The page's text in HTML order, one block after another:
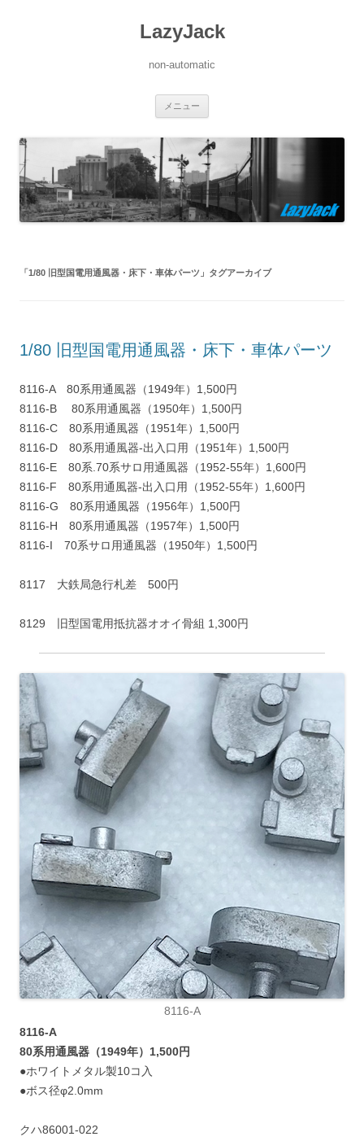
LazyJack
non-automatic
メニュー
ツ
へ
ス
キ
ッ
プ
「 1/80 旧型国電用通風器・床下・車体パーツ 」タグアーカイブ
1/80 旧型国電用通風器・床下・車体パーツ
8116-A 80系用通風器（1949年）1,500円
8116-B 80系用通風器（1950年）1,500円
8116-C 80系用通風器（1951年）1,500円
8116-D 80系用通風器-出入口用（1951年）1,500円
8116-E 80系.70系サロ用通風器（1952-55年）1,600円
8116-F 80系用通風器-出入口用（1952-55年）1,600円
8116-G 80系用通風器（1956年）1,500円
8116-H 80系用通風器（1957年）1,500円
8116-I 70系サロ用通風器（1950年）1,500円
8117 大鉄局急行札差 500円
8129 旧型国電用抵抗器オオイ骨組 1,300円
8116-A
8116-A
80系用通風器（1949年）1,500円
●ホワイトメタル製10コ入
●ボス径φ2.0mm
クハ86001-022